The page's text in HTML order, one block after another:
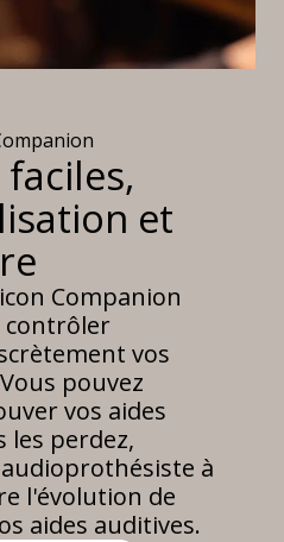
et
Companion
contrôler
vos
pouvez
vos aides
les perdez,
à
l'évolution de
aides auditives.